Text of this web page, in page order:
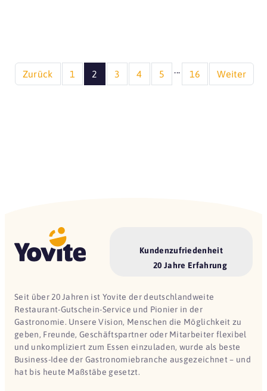
Zurück 1 2 3 4 5 ... 16 Weiter
Kundenzufriedenheit
20 Jahre Erfahrung
Seit über 20 Jahren ist Yovite der deutschlandweite
Restaurant-Gutschein-Service und Pionier in der
Gastronomie. Unsere Vision, Menschen die Möglichkeit zu
geben, Freunde, Geschäftspartner oder Mitarbeiter flexibel
und unkompliziert zum Essen einzuladen, wurde als beste
Business-Idee der Gastronomiebranche ausgezeichnet – und
hat bis heute Maßstäbe gesetzt.